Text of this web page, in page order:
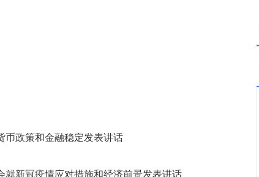
政策和金融稳定发表讲话
新冠疫情应对措施和经济前景发表讲话